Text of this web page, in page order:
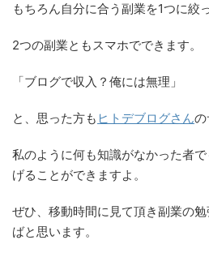
もちろん自分に合う副業を1つに絞
2つの副業ともスマホでできます。
「ブログで収入？俺には無理」
と、思った方も ヒトデブログさんの
私のように何も知識がなかった者
げることができますよ。
ぜひ、移動時間に見て頂き副業の
ばと思います。